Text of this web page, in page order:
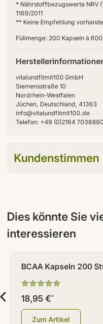
* Nährstoffbezugswerte NRV
1169/2011
** Keine Empfehlung
Füllmenge: 200 Kapseln à
vitalundfitmit100 GmbH
Siemensstraße 10
Nordrhein-Westfalen
Jüchen, Deutschland, 41363
info@vitalundfitmit100.de
Telefon: +49 (0)2164 7038860
Kundenstimmen
Dies könnte Sie
interessieren
BCAA Kapseln 200
18,95 €*
Zum Artikel